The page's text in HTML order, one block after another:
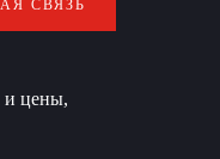
СВЯЗЬ
и цены,